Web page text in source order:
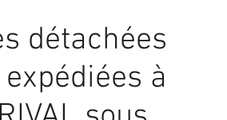
détachées
à